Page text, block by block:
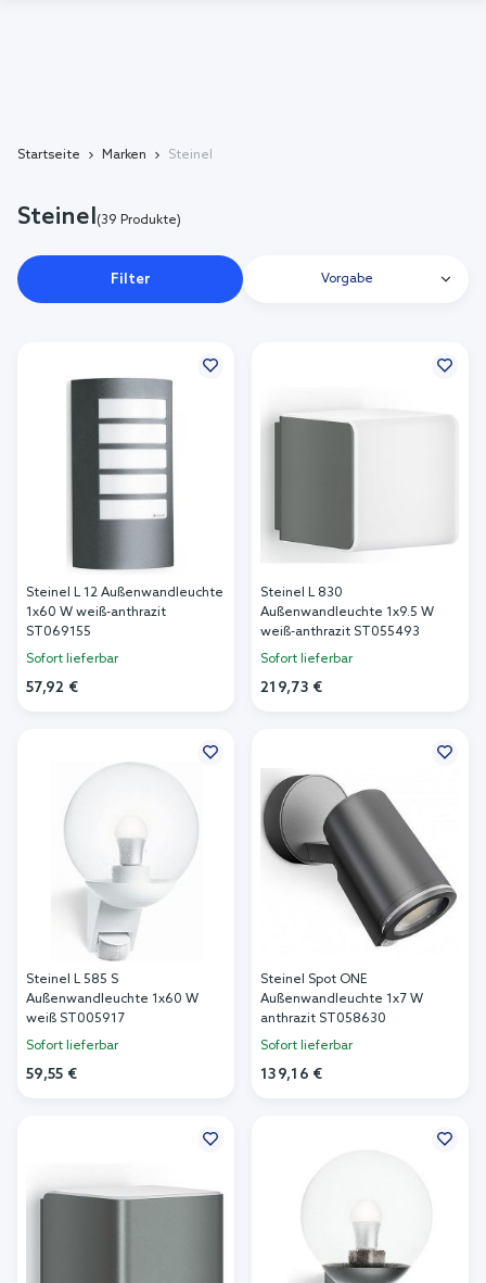
Startseite Marken Steinel
Steinel(39 Produkte)
Filter Vorgabe
Steinel L 12 Außenwandleuchte
1x60 W weiß-anthrazit
ST069155
Sofort lieferbar
57,92 €
Steinel L 830
Außenwandleuchte 1x9.5 W
weiß-anthrazit ST055493
Sofort lieferbar
219,73 €
Steinel L 585 S
Außenwandleuchte 1x60 W
weiß ST005917
Sofort lieferbar
59,55 €
Steinel Spot ONE
Außenwandleuchte 1x7 W
anthrazit ST058630
Sofort lieferbar
139,16 €